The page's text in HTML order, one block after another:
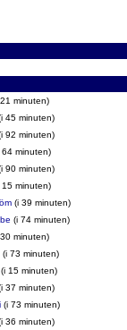
minuten)
45 minuten)
92 minuten)
64 minuten)
90 minuten)
15 minuten)
(i 39 minuten)
(i 74 minuten)
minuten)
(i 73 minuten)
(i 15 minuten)
37 minuten)
(i 73 minuten)
36 minuten)